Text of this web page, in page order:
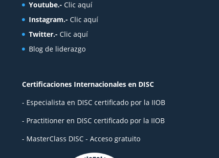
Youtube.- Clic aquí
Instagram.- Clic aquí
Twitter.- Clic aquí
Blog de liderazgo
Certificaciones Internacionales en DISC
- Especialista en DISC certificado por la IIOB
- Practitioner en DISC certificado por la IIOB
- MasterClass DISC - Acceso gratuito